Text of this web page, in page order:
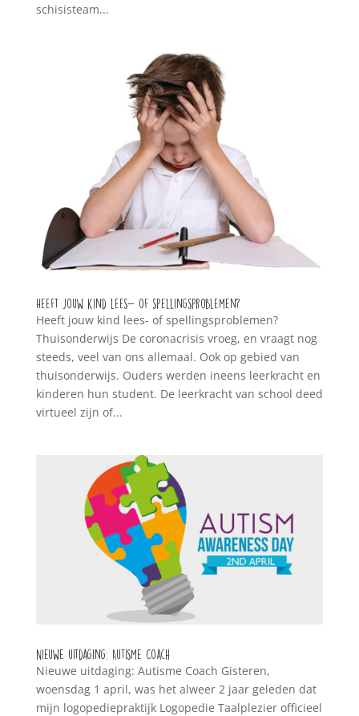
schisisteam...
Heeft jouw kind lees- of spellingsproblemen?
Heeft jouw kind lees- of spellingsproblemen?
Thuisonderwijs De coronacrisis vroeg, en vraagt nog
steeds, veel van ons allemaal. Ook op gebied van
thuisonderwijs. Ouders werden ineens leerkracht en
kinderen hun student. De leerkracht van school deed
virtueel zijn of...
Nieuwe uitdaging: Autisme Coach
Nieuwe uitdaging: Autisme Coach Gisteren,
woensdag 1 april, was het alweer 2 jaar geleden dat
mijn logopediepraktijk Logopedie Taalplezier officieel